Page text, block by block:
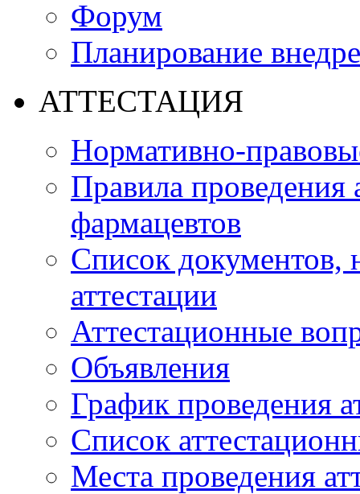
Форум
Планирование
АТТЕСТАЦИЯ
Нормативно-
Правила проведения
фармацевтов
Список документов,
аттестации
Аттестационные
Объявления
График проведения
Список
Места проведения